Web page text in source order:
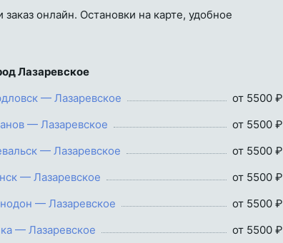
онлайн. Остановки на карте, удобное
Лазаревское
— Лазаревское
от 5500 ₽
— Лазаревское
от 5500 ₽
— Лазаревское
от 5500 ₽
— Лазаревское
от 5500 ₽
— Лазаревское
от 5500 ₽
— Лазаревское
от 5500 ₽